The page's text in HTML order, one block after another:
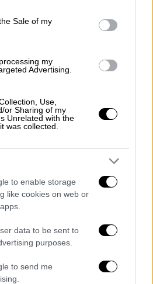
purposes in below Google
Sale of my
my
Advertising.
Use,
or Sharing of my
Unrelated with the
was collected.
to enable storage
like cookies on web or
data to be sent to
purposes.
to send me
στις 15 Μαϊου
ελληνική
τηςCOSMOTE TV
της Μεγάλης
άφησε την Αυστρία για
προκειμένου να
Πέτρο, μέχρι
θρόνου και την πολυετή
Πολιτικοί και
άνθρωποι της
της, είναι μερικά
η ίδια καλείται να
τρόπο.